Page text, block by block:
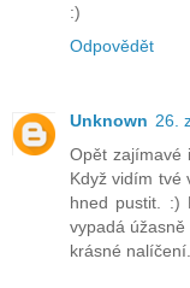
:)
Odpovědět
Unknown 26.
Opět zajímavé
Když vidím tvé
hned pustit. :)
vypadá
krásné